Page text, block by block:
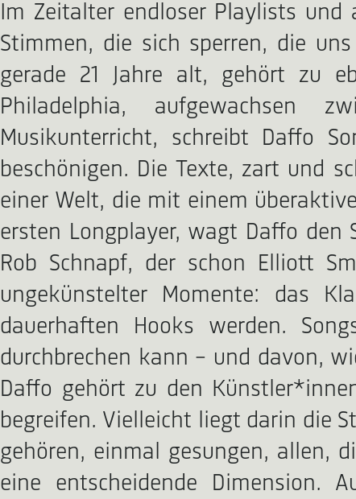
Im Zeitalter endloser Playlists und
Stimmen, die sich sperren, die
gerade 21 Jahre alt, gehört zu
Philadelphia, aufgewachsen
Musikunterricht, schreibt Daffo
beschönigen. Die Texte, zart und
einer Welt, die mit einem
ersten Longplayer, wagt Daffo
Rob Schnapf, der schon Elliott
ungekünstelter Momente: das
dauerhaften Hooks werden.
durchbrechen kann – und davon,
Daffo gehört zu den
begreifen. Vielleicht liegt darin die
gehören, einmal gesungen, allen,
eine entscheidende Dimension.